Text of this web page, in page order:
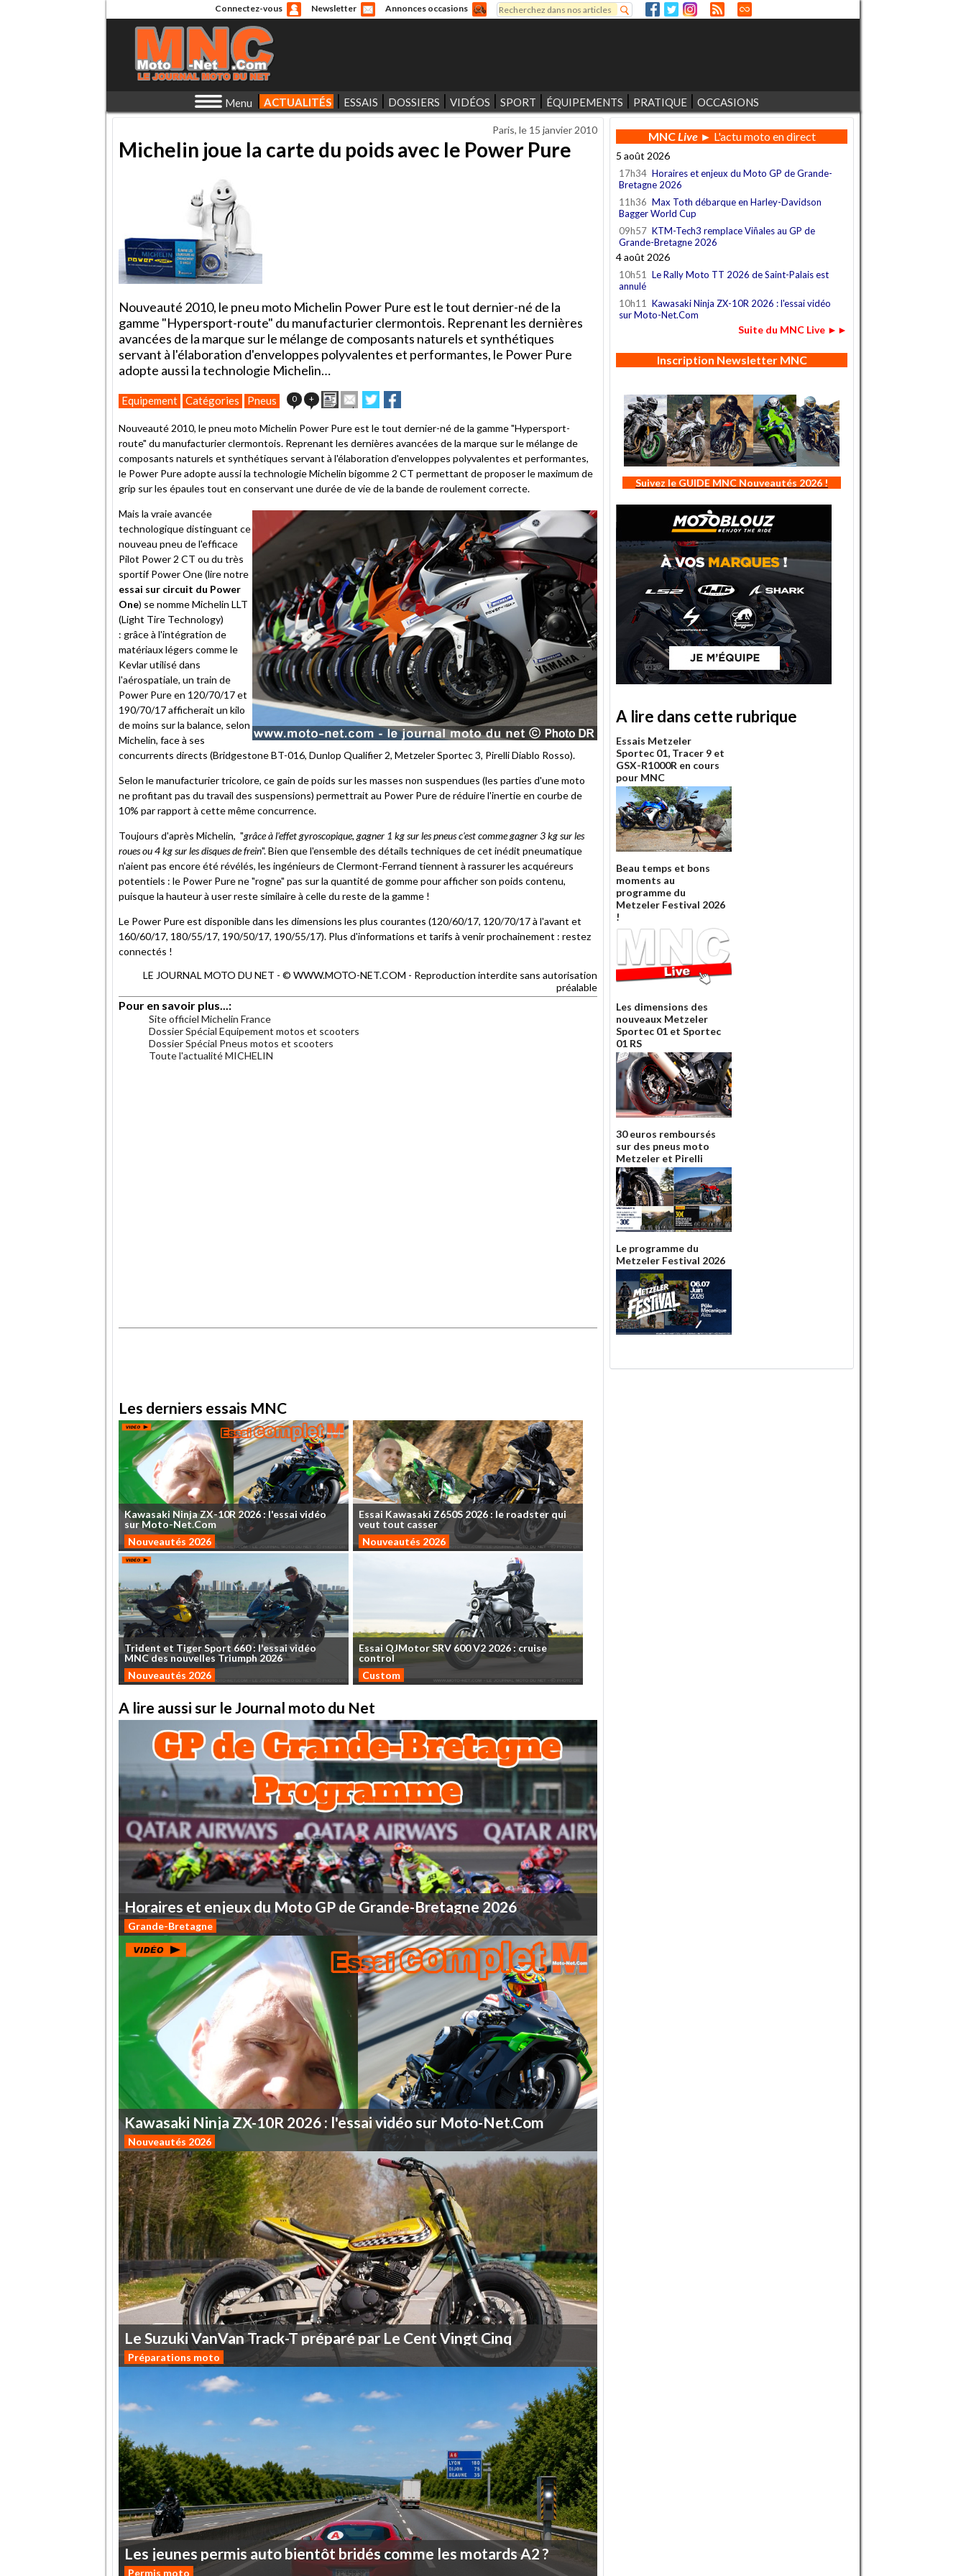
Connectez-vous Newsletter Annonces occasions
Formulaire de recherche
Rechercher
Menu ACTUALITÉS ESSAIS DOSSIERS VIDÉOS SPORT ÉQUIPEMENTS PRATIQUE OCCASIONS
Paris, le 15 janvier 2010
Michelin joue la carte du poids avec le Power Pure
Nouveauté 2010, le pneu moto Michelin Power Pure est le tout dernier-né de la
gamme "Hypersport-route" du manufacturier clermontois. Reprenant les dernières
avancées de la marque sur le mélange de composants naturels et synthétiques
servant à l'élaboration d'enveloppes polyvalentes et performantes, le Power Pure
adopte aussi la technologie Michelin…
Equipement Catégories Pneus 0 + ImprimerEnvoyer
cet
à
un
ami
Partager
sur
sur
Nouveauté 2010, le pneu moto Michelin Power Pure est le tout dernier-né de la gamme "Hypersport-
route" du manufacturier clermontois. Reprenant les dernières avancées de la marque sur le mélange de
composants naturels et synthétiques servant à l'élaboration d'enveloppes polyvalentes et performantes,
le Power Pure adopte aussi la technologie Michelin bigomme 2 CT permettant de proposer le maximum de
grip sur les épaules tout en conservant une durée de vie de la bande de roulement correcte.
Mais la vraie avancée
technologique distinguant ce
nouveau pneu de l'efficace
Pilot Power 2 CT ou du très
sportif Power One (lire notre
essai sur circuit du Power
One) se nomme Michelin LLT
(Light Tire Technology)
: grâce à l'intégration de
matériaux légers comme le
Kevlar utilisé dans
l'aérospatiale, un train de
Power Pure en 120/70/17 et
190/70/17 afficherait un kilo
de moins sur la balance, selon
Michelin, face à ses
concurrents directs (Bridgestone BT-016, Dunlop Qualifier 2, Metzeler Sportec 3, Pirelli Diablo Rosso).
Selon le manufacturier tricolore, ce gain de poids sur les masses non suspendues (les parties d'une moto
ne profitant pas du travail des suspensions) permettrait au Power Pure de réduire l'inertie en courbe de
10% par rapport à cette même concurrence.
Toujours d'après Michelin, "grâce à l'effet gyroscopique, gagner 1 kg sur les pneus c'est comme gagner 3 kg sur les
roues ou 4 kg sur les disques de frein". Bien que l'ensemble des détails techniques de cet inédit pneumatique
n'aient pas encore été révélés, les ingénieurs de Clermont-Ferrand tiennent à rassurer les acquéreurs
potentiels : le Power Pure ne "rogne" pas sur la quantité de gomme pour afficher son poids contenu,
puisque la hauteur à user reste similaire à celle du reste de la gamme !
Le Power Pure est disponible dans les dimensions les plus courantes (120/60/17, 120/70/17 à l'avant et
160/60/17, 180/55/17, 190/50/17, 190/55/17). Plus d'informations et tarifs à venir prochainement : restez
connectés !
LE JOURNAL MOTO DU NET - © WWW.MOTO-NET.COM - Reproduction interdite sans autorisation
préalable
Pour en savoir plus...:
Site officiel Michelin France
Dossier Spécial Equipement motos et scooters
Dossier Spécial Pneus motos et scooters
Toute l'actualité MICHELIN
Les derniers essais MNC
Kawasaki NinjaZX-10R 2026 : l'essai vidéo
sur Moto-Net.Com
Nouveautés 2026
Essai Kawasaki Z650S2026: le roadster qui
veut tout casser
Nouveautés 2026
Trident et TigerSport 660: l'essaividéo
MNCdesnouvelles Triumph2026
Nouveautés 2026
Essai QJMotorSRV 600V2 2026: cruise
control
Custom
A lire aussi sur le Journal moto du Net
Horaires et enjeux du Moto GP de Grande-Bretagne 2026
Grande-Bretagne
Kawasaki Ninja ZX-10R 2026 : l'essaividéo sur Moto-Net.Com
Nouveautés 2026
Le Suzuki VanVanTrack-Tpréparépar Le Cent VingtCinq
Préparations moto
Les jeunes permis auto bientôt bridéscomme les motardsA2?
Permis moto
MNCLive► L'actu moto en direct
5 août 2026
17h34 Horaires et enjeux du Moto GP de Grande-
Bretagne 2026
11h36 Max Toth débarque en Harley-Davidson
Bagger World Cup
09h57 KTM-Tech3 remplace Viñales au GP de
Grande-Bretagne 2026
4 août 2026
10h51
Le Rally Moto TT 2026 de Saint-Palais est
annulé
10h11
Kawasaki Ninja ZX-10R 2026 : l'essai vidéo
sur Moto-Net.Com
Suite du MNC Live ►►
Inscription Newsletter MNC
Suivez le GUIDE MNC Nouveautés 2026 !
A lire dans cette rubrique
Essais Metzeler
Sportec 01, Tracer 9 et
GSX-R1000R en cours
pour MNC
Beau temps et bons
moments au
programme du
Metzeler Festival 2026
!
Les dimensions des
nouveaux Metzeler
Sportec 01 et Sportec
01 RS
30 euros remboursés
sur des pneus moto
Metzeler et Pirelli
Le programme du
Metzeler Festival 2026